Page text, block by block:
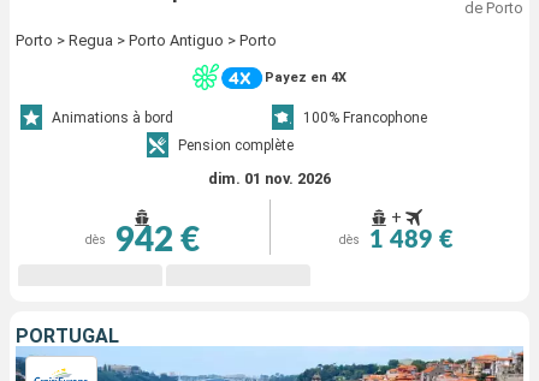
de Porto
Porto > Regua > Porto Antiguo > Porto
Payez en 4X
Animations à bord
100% Francophone
Pension complète
dim. 01 nov. 2026
dès 942 €
+
dès 1 489 €
PORTUGAL